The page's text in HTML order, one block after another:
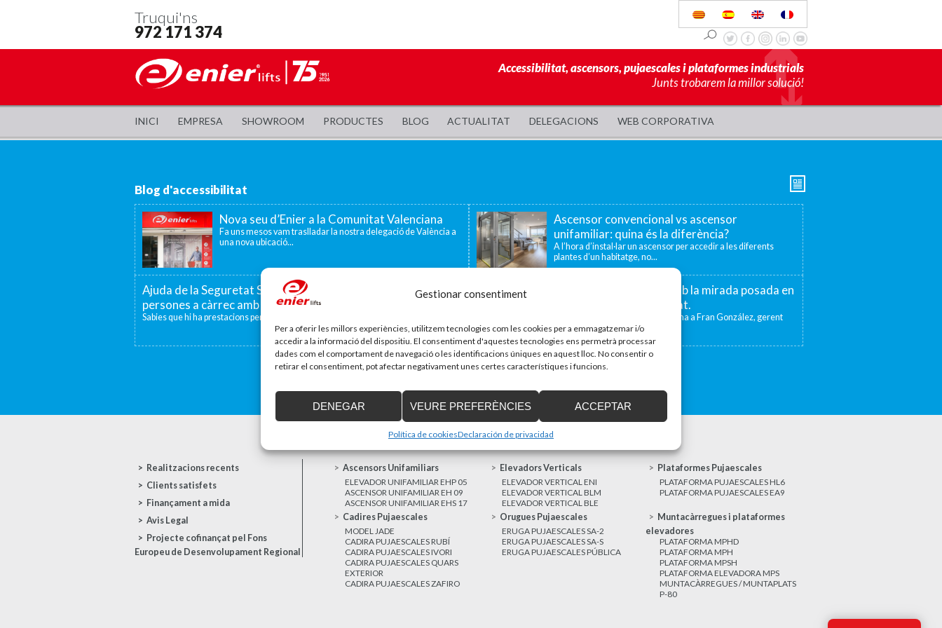
Gestionar consentiment
Per a oferir les millors experiències, utilitzem tecnologies com les cookies per a emmagatzemar i/o
accedir a la informació del dispositiu. El consentiment d'aquestes tecnologies ens permetrà processar
dades com el comportament de navegació o les identificacions úniques en aquest lloc. No consentir o
retirar el consentiment, pot afectar negativament unes certes característiques i funcions.
ACCEPTAR
DENEGAR VEURE PREFERÈNCIES
Política de cookiesDeclaración de privacidad
Truqui'ns
972 171 374
Accessibilitat, ascensors, pujaescales i plataformes industrials
Junts trobarem la millor solució!
INICI EMPRESA SHOWROOM PRODUCTES BLOG ACTUALITAT DELEGACIONS WEB CORPORATIVA
Blog d'accessibilitat
Nova seu d’Enier a la Comunitat Valenciana
Fa uns mesos vam traslladar la nostra delegació de València a
una nova ubicació...
Ascensor convencional vs ascensor
unifamiliar: quina és la diferència?
A l’hora d’instal·lar un ascensor per accedir a les diferents
plantes d’un habitatge, no...
Ajuda de la Seguretat Social per a famílies amb fills o
persones a càrrec amb discapacitat
Sabies que hi ha prestacions per fill o per persones amb discapacitat que estiguin...
Enier celebra 75 anys amb la mirada posada en
la innovació i la proximitat.
Recupera l’entrevista de TV Girona a Fran González, gerent
d’Enier. Aquest passat 17 de...
MÉS NOTÍCIES
Realitzacions recents
Clients satisfets
Finançament a mida
Avis Legal
Projecte cofinançat pel Fons
Europeu de Desenvolupament Regional
Ascensors Unifamiliars
ELEVADOR UNIFAMILIAR EHP 05
ASCENSOR UNIFAMILIAR EH 09
ASCENSOR UNIFAMILIAR EHS 17
Elevadors Verticals
ELEVADOR VERTICAL ENI
ELEVADOR VERTICAL BLM
ELEVADOR VERTICAL BLE
Plataformes Pujaescales
PLATAFORMA PUJAESCALES HL6
PLATAFORMA PUJAESCALES EA9
Cadires Pujaescales
MODEL JADE
CADIRA PUJAESCALES RUBÍ
CADIRA PUJAESCALES IVORI
CADIRA PUJAESCALES QUARS
EXTERIOR
CADIRA PUJAESCALES ZAFIRO
Orugues Pujaescales
ERUGA PUJAESCALES SA-2
ERUGA PUJAESCALES SA-S
ERUGA PUJAESCALES PÚBLICA
Muntacàrregues i plataformes
elevadores
PLATAFORMA MPHD
PLATAFORMA MPH
PLATAFORMA MPSH
PLATAFORMA ELEVADORA MPS
MUNTACÀRREGUES / MUNTAPLATS
P-80